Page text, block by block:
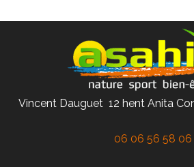
Vincent Dauguet 12 hent Anita
06 06 56 58 06